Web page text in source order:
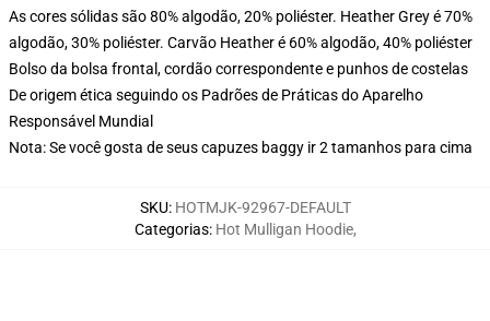
As cores sólidas são 80% algodão, 20% poliéster. Heather Grey é 70%
algodão, 30% poliéster. Carvão Heather é 60% algodão, 40% poliéster
Bolso da bolsa frontal, cordão correspondente e punhos de costelas
De origem ética seguindo os Padrões de Práticas do Aparelho
Responsável Mundial
Nota: Se você gosta de seus capuzes baggy ir 2 tamanhos para cima
SKU: HOTMJK-92967-DEFAULT
Categorias: Hot Mulligan Hoodie,